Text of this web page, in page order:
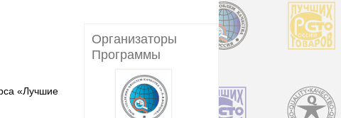
«Лучшие
Организаторы
Программы